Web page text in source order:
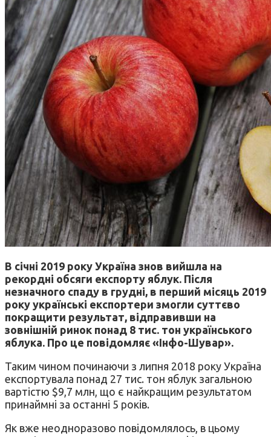
В січні 2019 року Україна знов вийшла на
рекордні обсяги експорту яблук. Після
незначного спаду в грудні, в перший місяць 2019
року українські експортери змогли суттєво
покращити результат, відправивши на
зовнішній ринок понад 8 тис. тон українського
яблука. Про це повідомляє «Інфо-Шувар».
Таким чином починаючи з липня 2018 року Україна
експортувала понад 27 тис. тон яблук загальною
вартістю $9,7 млн, що є найкращим результатом
принаймні за останні 5 років.
Як вже неодноразово повідомлялось, в цьому